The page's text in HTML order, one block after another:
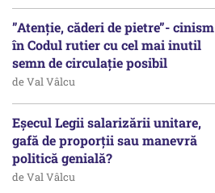
”Atenție, căderi de pietre”- cinism
în Codul rutier cu cel mai inutil
semn de circulație posibil
de Val Vâlcu
Eșecul Legii salarizării unitare,
gafă de proporții sau manevră
politică genială?
de Val Vâlcu